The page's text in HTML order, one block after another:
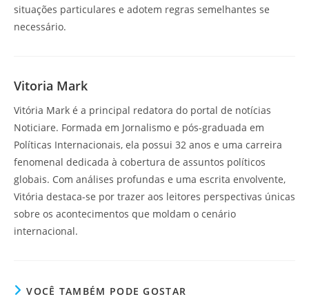
situações particulares e adotem regras semelhantes se
necessário.
Vitoria Mark
Vitória Mark é a principal redatora do portal de notícias
Noticiare. Formada em Jornalismo e pós-graduada em
Políticas Internacionais, ela possui 32 anos e uma carreira
fenomenal dedicada à cobertura de assuntos políticos
globais. Com análises profundas e uma escrita envolvente,
Vitória destaca-se por trazer aos leitores perspectivas únicas
sobre os acontecimentos que moldam o cenário
internacional.
VOCÊ TAMBÉM PODE GOSTAR